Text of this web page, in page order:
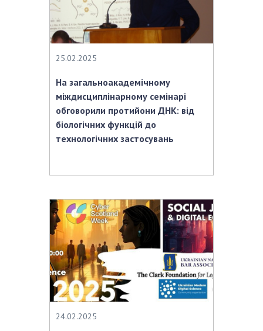
25.02.2025
На загальноакадемічному
міждисциплінарному семінарі
обговорили протийони ДНК: від
біологічних функцій до
технологічних застосувань
24.02.2025